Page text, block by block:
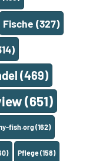
Fische (327)
(469)
(651)
fish.org(162)
Pflege(158)